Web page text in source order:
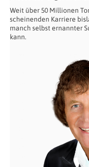
Weit über 50 Millionen
scheinenden Karriere
manch selbst ernannter
kann.